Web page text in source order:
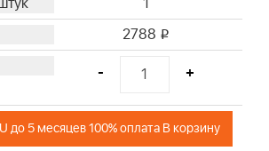
2788 i
- +
до 5 месяцев 100% оплата В корзину